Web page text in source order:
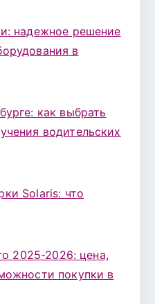
надежное решение
в
как выбрать
водительских
Solaris: что
2025-2026: цена,
покупки в